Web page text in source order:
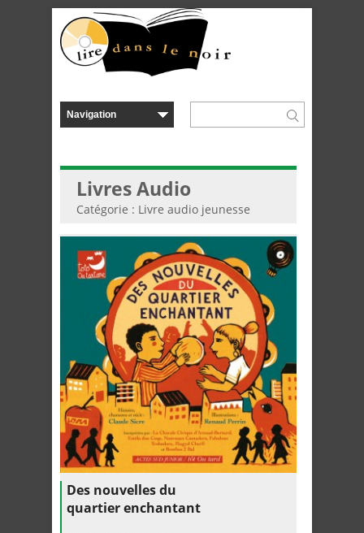
Livres Audio
Catégorie : Livre audio jeunesse
Des nouvelles du
quartier enchantant